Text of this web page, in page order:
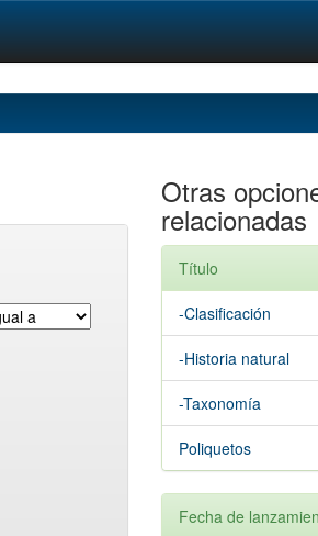
Otras
relacionadas
Título
-Clasificación
-Historia natural
-Taxonomía
Poliquetos
Fecha de